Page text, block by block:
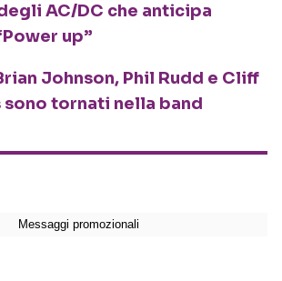
AC/DC che anticipa
up”
Johnson, Phil Rudd e Cliff
sono tornati nella band